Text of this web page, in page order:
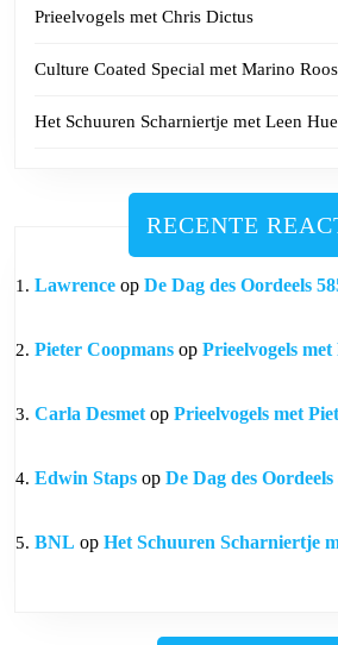
Prieelvogels met Chris Dictus
Culture Coated Special met Marino
Het Schuuren Scharniertje met Leen
RECENTE
Lawrence op De Dag des Oordeels
Pieter Coopmans op Prieelvogels
Carla Desmet op Prieelvogels met
Edwin Staps op De Dag des Oordeels
BNL op Het Schuuren Scharniertje